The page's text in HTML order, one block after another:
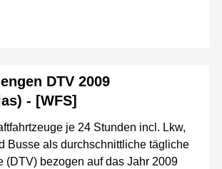
DTV 2009
- [WFS]
je 24 Stunden incl. Lkw,
Busse als durchschnittliche tägliche
(DTV) bezogen auf das Jahr 2009